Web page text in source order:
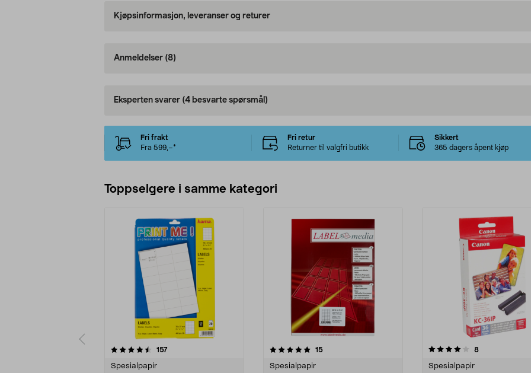
Kjøpsinformasjon, leveranser og returer
Anmeldelser (8)
Eksperten svarer (4 besvarte spørsmål)
Fri frakt
Fra 599,–*
Fri retur
Returner til valgfri butikk
Sikkert
365 dagers åpent kjøp
Toppselgere i samme kategori
157anmeldelser
Spesialpapir
5.0 av 5 stjerner 15anmeldelser
Spesialpapir
4.0 av 5 stjerner 8anmeldelser
Spesialpapir
4.5 av 5 stjerner